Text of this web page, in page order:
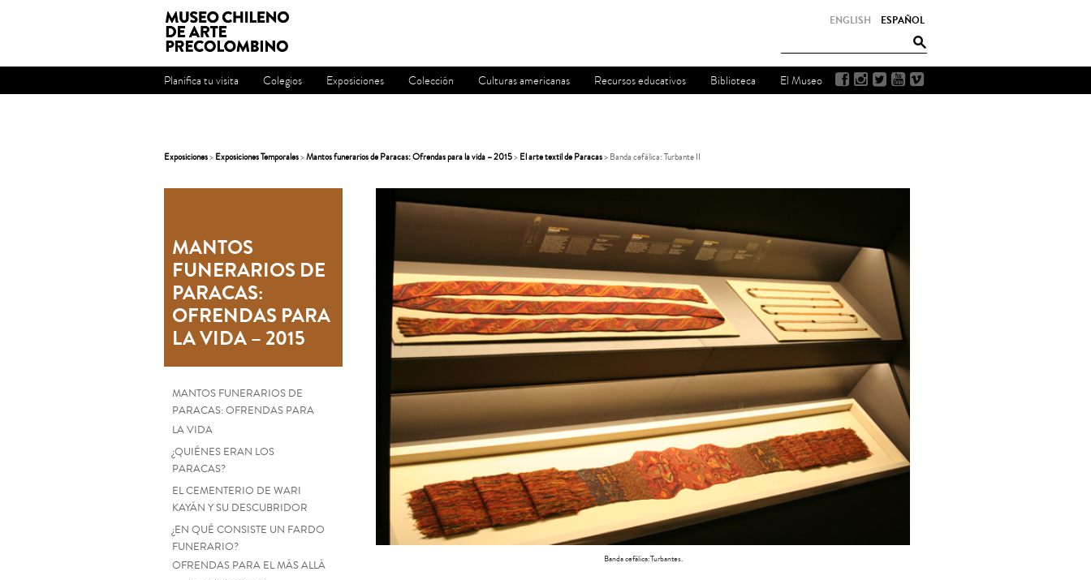
ESPAÑOL
ENGLISH
Planifica tu visita Colegios Exposiciones Colección Culturas americanas Recursos educativos Biblioteca El Museo
Exposiciones> Exposiciones Temporales>Mantos funerarios de Paracas: Ofrendas para la vida – 2015> El arte textil de Paracas> Banda cefálica: Turbante II
MANTOS
FUNERARIOS DE
PARACAS:
OFRENDAS PARA
LA VIDA – 2015
MANTOS FUNERARIOS DE
PARACAS: OFRENDAS PARA
LA VIDA
¿QUIÉNES ERAN LOS
PARACAS?
EL CEMENTERIO DE WARI
KAYÁN Y SU DESCUBRIDOR
¿EN QUÉ CONSISTE UN FARDO
FUNERARIO?
OFRENDAS PARA EL MÁS ALLÁ
Banda cefálica:Turbantes.